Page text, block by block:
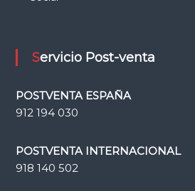
Servicio Post-venta
POSTVENTA ESPAÑA
912 194 030
POSTVENTA INTERNACIONAL
918 140 502